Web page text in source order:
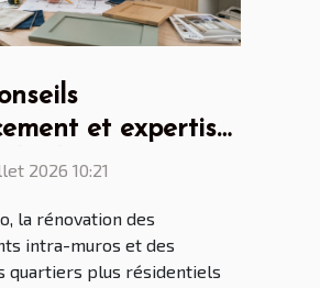
et expertise
du cuisiniste
malouine
2026 10:21
la rénovation des
intra-muros et des
quartiers plus résidentiels